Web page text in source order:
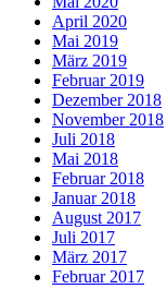
April 2020
Mai 2019
März 2019
Februar 2019
Dezember 2018
November 2018
Juli 2018
Mai 2018
Februar 2018
Januar 2018
August 2017
Juli 2017
März 2017
Februar 2017